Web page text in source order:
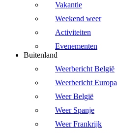
Vakantie
Weekend weer
Activiteiten
Evenementen
Buitenland
Weerbericht België
Weerbericht Europa
Weer België
Weer Spanje
Weer Frankrijk